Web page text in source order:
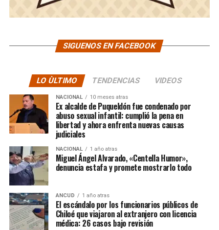
SIGUENOS EN FACEBOOK
LO ÙLTIMO TENDENCIAS VIDEOS
NACIONAL 10 meses atras
Ex alcalde de Puqueldón fue condenado por
abuso sexual infantil: cumplió la pena en
libertad y ahora enfrenta nuevas causas
judiciales
NACIONAL 1 año atras
Miguel Ángel Alvarado, «Centella Humor»,
denuncia estafa y promete mostrarlo todo
ANCUD 1 año atras
El escándalo por los funcionarios públicos de
Chiloé que viajaron al extranjero con licencia
médica: 26 casos bajo revisión